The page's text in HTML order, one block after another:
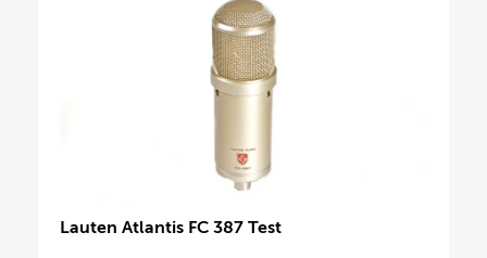
Lauten Atlantis FC 387 Test